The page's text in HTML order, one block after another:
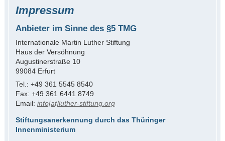
Impressum
Anbieter im Sinne des §5 TMG
Internationale Martin Luther Stiftung
Haus der Versöhnung
Augustinerstraße 10
99084 Erfurt
Tel.: +49 361 5545 8540
Fax: +49 361 6441 8749
Email: info[at]luther-stiftung.org
Stiftungsanerkennung durch das Thüringer
Innenministerium